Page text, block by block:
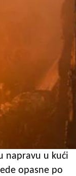
napravu u kući
opasne po